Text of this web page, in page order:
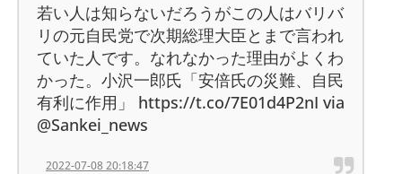
若い人は知らないだろうがこの人はバリバ
リの元自民党で次期総理大臣とまで言われ
ていた人です。なれなかった理由がよくわ
かった。小沢一郎氏「安倍氏の災難、自民
有利に作用」 https://t.co/7E01d4P2nI via
@Sankei_news
2022-07-08 20:18:47